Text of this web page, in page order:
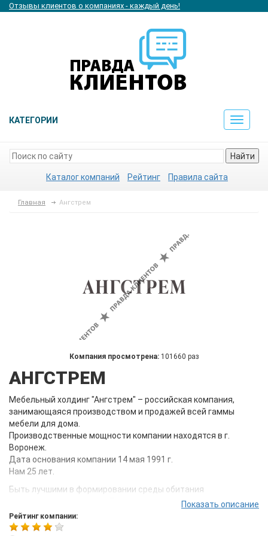
Отзывы клиентов о компаниях - каждый день!
КАТЕГОРИИ
Toggle
Найти
Каталог компаний Рейтинг Правила сайта
Главная Ангстрем
Компания просмотрена: 101660 раз
АНГСТРЕМ
Мебельный холдинг "Ангстрем" – российская компания,
занимающаяся производством и продажей всей гаммы
мебели для дома.
Производственные мощности компании находятся в г.
Воронеж.
Дата основания компании 14 мая 1991 г.
Нам 25 лет.
Быть лучшими в формировании среды обитания
современного человека. Постоянно развиваться и
воплощать самые яркие идеи и мечты о комфорте в
реальность. Делать мир – совершеннее, а людей: клиентов,
Показать описание
Рейтинг компании: